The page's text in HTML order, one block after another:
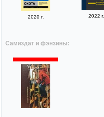
2020 г. 2022 г.
Самиздат и фэнзины: